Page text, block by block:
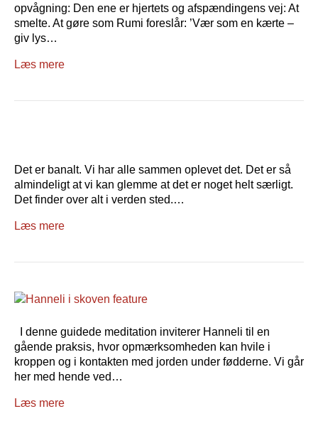
opvågning: Den ene er hjertets og afspændingens vej: At
smelte. At gøre som Rumi foreslår: ’Vær som en kærte –
giv lys…
Læs mere
Det er banalt. Vi har alle sammen oplevet det. Det er så
almindeligt at vi kan glemme at det er noget helt særligt.
Det finder over alt i verden sted.…
Læs mere
I denne guidede meditation inviterer Hanneli til en
gående praksis, hvor opmærksomheden kan hvile i
kroppen og i kontakten med jorden under fødderne. Vi går
her med hende ved…
Læs mere